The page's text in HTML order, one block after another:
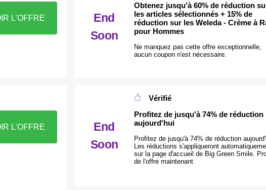
L'OFFRE
End
Soon
Obtenez jusqu'à 60% de réduction
les articles sélectionnés + 15% de
réduction sur les Weleda - Crème à
pour Hommes
Ne manquez pas cette offre exceptionnelle,
aucun coupon n'est nécessaire.
L'OFFRE
End
Soon
Vérifié
Profitez de jusqu'à 74% de réduction
aujourd'hui
Profitez de jusqu'à 74% de réduction
Les réductions s'appliqueront
sur la page d'accueil de Big Green Smile.
de l'offre maintenant